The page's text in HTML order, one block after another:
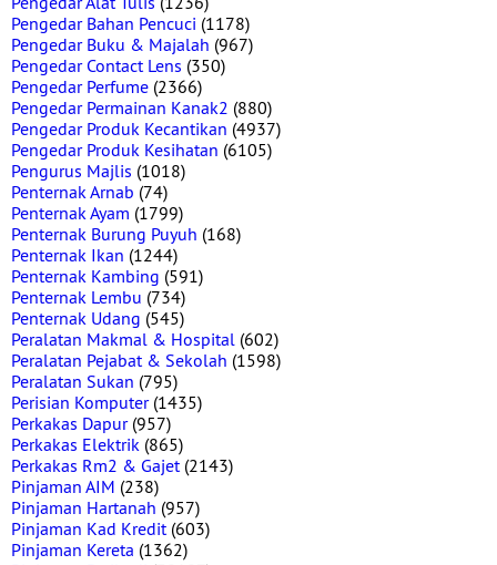
Pengedar Bahan Pencuci (1178)
Pengedar Buku & Majalah (967)
Pengedar Contact Lens (350)
Pengedar Perfume (2366)
Pengedar Permainan Kanak2 (880)
Pengedar Produk Kecantikan (4937)
Pengedar Produk Kesihatan (6105)
Pengurus Majlis (1018)
Penternak Arnab (74)
Penternak Ayam (1799)
Penternak Burung Puyuh (168)
Penternak Ikan (1244)
Penternak Kambing (591)
Penternak Lembu (734)
Penternak Udang (545)
Peralatan Makmal & Hospital (602)
Peralatan Pejabat & Sekolah (1598)
Peralatan Sukan (795)
Perisian Komputer(1435)
Perkakas Dapur(957)
Perkakas Elektrik (865)
Perkakas Rm2 & Gajet(2143)
Pinjaman AIM (238)
Pinjaman Hartanah (957)
Pinjaman Kad Kredit(603)
Pinjaman Kereta (1362)